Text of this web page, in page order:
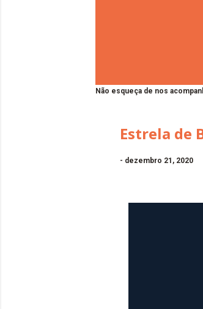
Não esqueça de nos
Estrela de
- dezembro 21, 2020